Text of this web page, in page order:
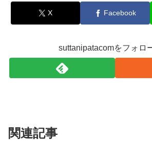
X Facebook
suttanipatacomをフォロ
関連記事